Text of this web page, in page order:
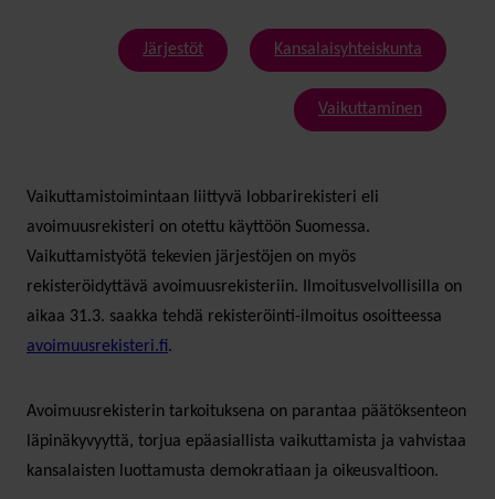
Järjestöt Kansalaisyhteiskunta
Vaikuttaminen
Vaikuttamistoimintaan liittyvä lobbarirekisteri eli
avoimuusrekisteri on otettu käyttöön Suomessa.
Vaikuttamistyötä tekevien järjestöjen on myös
rekisteröidyttävä avoimuusrekisteriin. Ilmoitusvelvollisilla on
aikaa 31.3. saakka tehdä rekisteröinti-ilmoitus osoitteessa
avoimuusrekisteri.fi.
Avoimuusrekisterin tarkoituksena on parantaa päätöksenteon
läpinäkyvyyttä, torjua epäasiallista vaikuttamista ja vahvistaa
kansalaisten luottamusta demokratiaan ja oikeusvaltioon.